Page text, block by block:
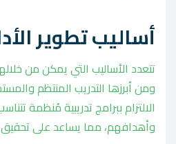
أساليب تطوير
تتعدد الأساليب التي يمكن من
ومن أبرزها التدريب المنتظم
الالتزام ببرامج تدريبية مُنظمة
وأهدافهم، مما يساعد على